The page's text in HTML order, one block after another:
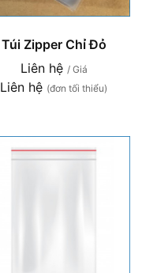
Túi Zipper Chỉ Đỏ
Liên hệ / Giá
Liên hệ (đơn tối thiểu)